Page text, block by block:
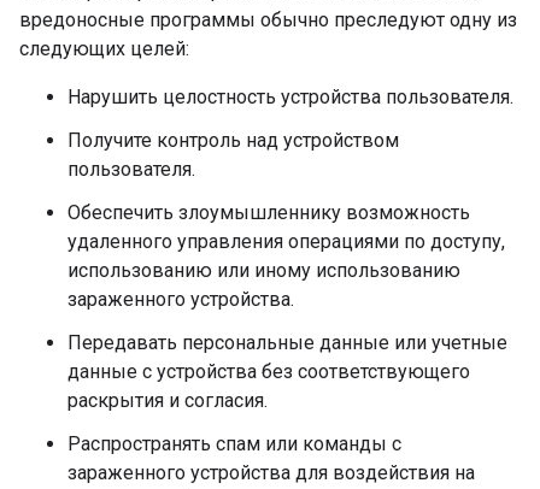
вредоносные программы обычно преследуют одну из
следующих целей:
Нарушить целостность устройства пользователя.
Получите контроль над устройством
пользователя.
Обеспечить злоумышленнику возможность
удаленного управления операциями по доступу,
использованию или иному использованию
зараженного устройства.
Передавать персональные данные или учетные
данные с устройства без соответствующего
раскрытия и согласия.
Распространять спам или команды с
зараженного устройства для воздействия на